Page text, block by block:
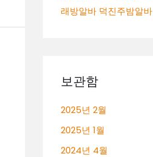
래방알바 덕진주밤알바
보관함
2025년 2월
2025년 1월
2024년 4월